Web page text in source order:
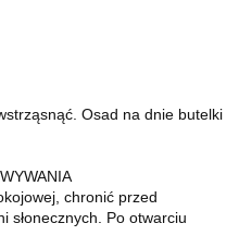
Osad na dnie butelki
chronić przed
słonecznych. Po otwarciu